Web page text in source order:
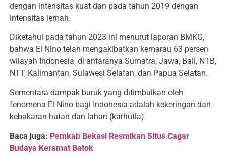
dengan intensitas kuat dan pada tahun 2019 dengan
intensitas lemah.
Diketahui pada tahun 2023 ini menurut laporan BMKG,
bahwa El Nino telah mengakibatkan kemarau 63 persen
wilayah Indonesia, di antaranya Sumatra, Jawa, Bali, NTB,
NTT, Kalimantan, Sulawesi Selatan, dan Papua Selatan.
Sementara dampak buruk yang ditimbulkan oleh
fenomena El Nino bagi Indonesia adalah kekeringan dan
kebakaran hutan dan lahan (karhutla).
Baca juga: Pemkab Bekasi Resmikan Situs Cagar
Budaya Keramat Batok